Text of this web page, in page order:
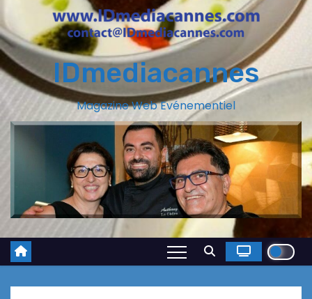
IDmediacannes
Magazine Web Evénementiel